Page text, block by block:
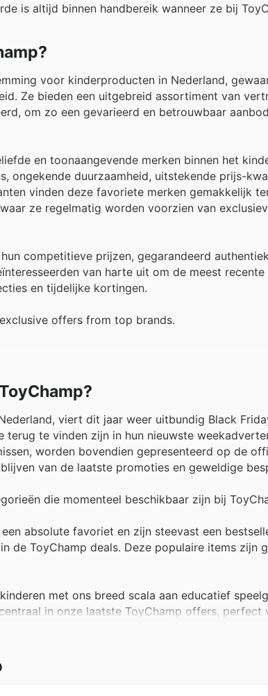
is altijd binnen handbereik wanneer ze bij
voor kinderproducten in Nederland,
Ze bieden een uitgebreid assortiment van
om zo een gevarieerd en betrouwbaar
en toonaangevende merken binnen het
ongekende duurzaamheid, uitstekende prijs-
vinden deze favoriete merken gemakkelijk
ze regelmatig worden voorzien van
competitieve prijzen, gegarandeerd
van harte uit om de meest
en tijdelijke kortingen.
offers from top brands.
viert dit jaar weer uitbundig Black
te vinden zijn in hun nieuwste
worden bovendien gepresenteerd op de
van de laatste promoties en geweldige
die momenteel beschikbaar zijn bij
absolute favoriet en zijn steevast een
de ToyChamp deals. Deze populaire items zijn
met ons breed scala aan educatief
in onze laatste ToyChamp offers, perfect
nieuwste trends, poppen en hun bijbehorende
Deze geliefde items worden ruimschoots